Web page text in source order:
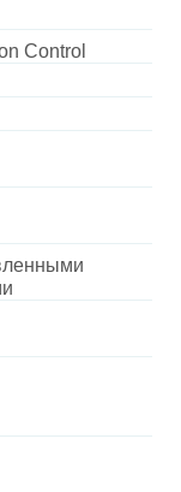
Control